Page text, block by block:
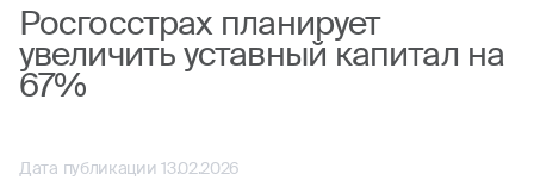
Росгосстрах планирует
увеличить уставный капитал на
67%
Дата публикации 13.02.2026